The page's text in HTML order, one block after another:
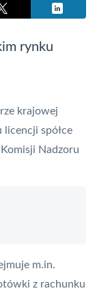
rynku
krajowej
licencji spółce
Nadzoru
m.in.
z rachunku